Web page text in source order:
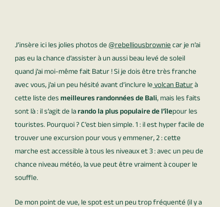
J’insère ici les jolies photos de@rebelliousbrowniecar je n’ai
pas eu la chance d’assister à un aussi beau levé de soleil
quand j’ai moi-même fait Batur ! Si je dois être très franche
avec vous, j’ai un peu hésité avant d’inclure levolcan Baturà
cette liste desmeilleures randonnées de Bali, mais les faits
sont là : il s’agit de larando la plus populaire de l’îlepour les
touristes. Pourquoi ? C’est bien simple. 1 : il est hyper facile de
trouver une excursion pour vous y emmener, 2 : cette
marche est accessible à tous les niveaux et 3 : avec un peu de
chance niveau météo, la vue peut être vraiment à couper le
souffle.
De mon point de vue, le spot est un peu trop fréquenté (il y a